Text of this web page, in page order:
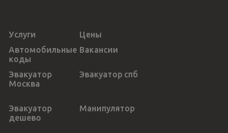
Услуги
Цены
Автомобильные
коды
Вакансии
Эвакуатор
Москва
Эвакуатор спб
Эвакуатор
дешево
Манипулятор